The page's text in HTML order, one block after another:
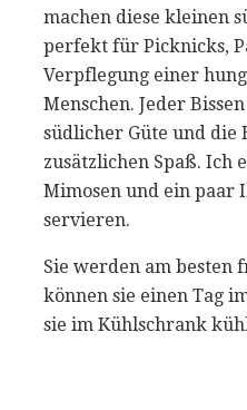
machen diese kleinen
perfekt für Picknicks,
Verpflegung einer
Menschen. Jeder
südlicher Güte und
zusätzlichen Spaß. Ich
Mimosen und ein paar
servieren.
Sie werden am besten
können sie einen Tag
sie im Kühlschrank